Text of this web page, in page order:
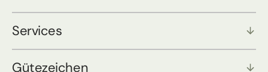
Services
Gütezeichen